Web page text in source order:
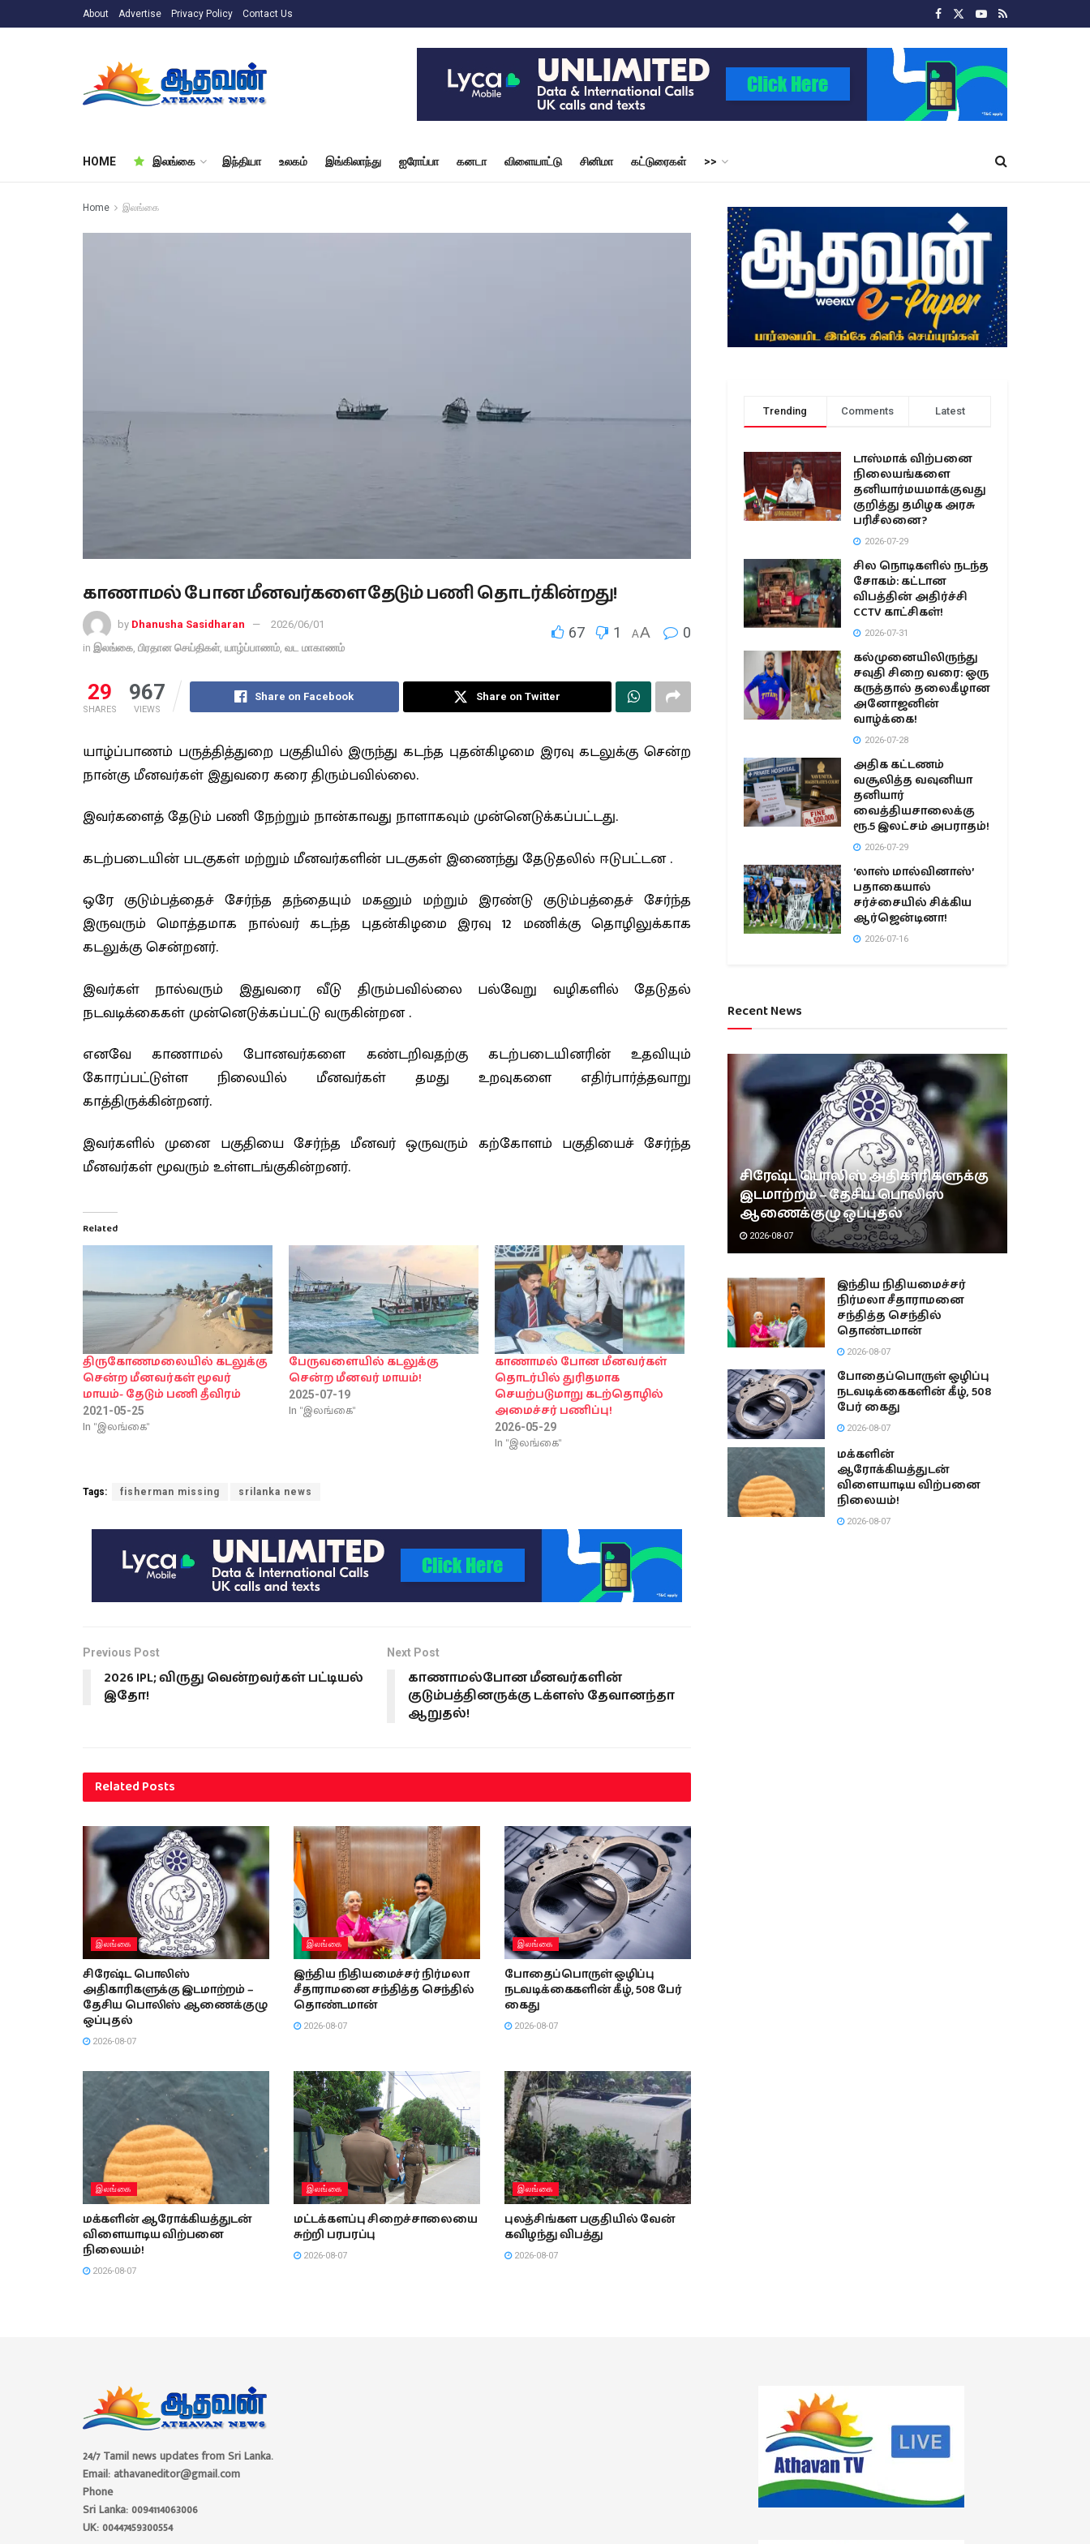
About Advertise Privacy Policy Contact Us
HOME இலங்கை இந்தியா உலகம் இங்கிலாந்து ஐரோப்பா கனடா விளையாட்டு சினிமா கட்டுரைகள் >>
Home இலங்கை
காணாமல் போன மீனவர்களை தேடும் பணி தொடர்கின்றது!
by Dhanusha Sasidharan
2026/06/01
in இலங்கை பிரதான செய்திகள், யாழ்ப்பாணம் வட மாகாணம்
67 1 AA 0
29
SHARES
967
VIEWS
Share on Facebook Share on Twitter
யாழ்ப்பாணம் பருத்தித்துறை பகுதியில் இருந்து கடந்த புதன்கிழமை இரவு கடலுக்கு சென்ற
நான்கு மீனவர்கள் இதுவரை கரை திரும்பவில்லை.
இவர்களைத் தேடும் பணி நேற்றும் நான்காவது நாளாகவும் முன்னெடுக்கப்பட்டது.
கடற்படையின் படகுகள் மற்றும் மீனவர்களின் படகுகள் இணைந்து தேடுதலில் ஈடுபட்டன .
ஒரே குடும்பத்தைச் சேர்ந்த தந்தையும் மகனும் மற்றும் இரண்டு குடும்பத்தைச் சேர்ந்த
இருவரும் மொத்தமாக நால்வர் கடந்த புதன்கிழமை இரவு 12 மணிக்கு தொழிலுக்காக
கடலுக்கு சென்றனர்.
இவர்கள் நால்வரும் இதுவரை வீடு திரும்பவில்லை பல்வேறு வழிகளில் தேடுதல்
நடவடிக்கைகள் முன்னெடுக்கப்பட்டு வருகின்றன .
எனவே காணாமல் போனவர்களை கண்டறிவதற்கு கடற்படையினரின் உதவியும்
கோரப்பட்டுள்ள நிலையில் மீனவர்கள் தமது உறவுகளை எதிர்பார்த்தவாறு
காத்திருக்கின்றனர்.
இவர்களில் முனை பகுதியை சேர்ந்த மீனவர் ஒருவரும் கற்கோளம் பகுதியைச் சேர்ந்த
மீனவர்கள் மூவரும் உள்ளடங்குகின்றனர்.
Related
திருகோணமலையில் கடலுக்கு
சென்ற மீனவர்கள் மூவர்
மாயம்- தேடும் பணி தீவிரம்
2021-05-25
In "இலங்கை"
பேருவளையில் கடலுக்கு
சென்ற மீனவர் மாயம்!
2025-07-19
In "இலங்கை"
காணாமல் போன மீனவர்கள்
தொடர்பில் துரிதமாக
செயற்படுமாறு கடற்தொழில்
அமைச்சர் பணிப்பு!
2026-05-29
In "இலங்கை"
Tags: fisherman missing srilanka news
Previous Post
2026 IPL; விருது வென்றவர்கள் பட்டியல்
இதோ!
Next Post
காணாமல்போன மீனவர்களின்
குடும்பத்தினருக்கு டக்ளஸ் தேவானந்தா
ஆறுதல்!
RelatedPosts
இலங்கை
சிரேஷ்ட பொலிஸ்
அதிகாரிகளுக்கு இடமாற்றம் –
தேசிய பொலிஸ் ஆணைக்குழு
ஒப்புதல்
2026-08-07
இலங்கை
இந்திய நிதியமைச்சர் நிர்மலா
சீதாராமனை சந்தித்த செந்தில்
தொண்டமான்
2026-08-07
இலங்கை
போதைப்பொருள் ஒழிப்பு
நடவடிக்கைகளின் கீழ், 508 பேர்
கைது
2026-08-07
இலங்கை
மக்களின் ஆரோக்கியத்துடன்
விளையாடிய விற்பனை
நிலையம்!
2026-08-07
இலங்கை
மட்டக்களப்பு சிறைச்சாலையை
சுற்றி பரபரப்பு
2026-08-07
இலங்கை
புலத்சிங்கள பகுதியில் வேன்
கவிழந்து விபத்து
2026-08-07
Trending Comments Latest
டாஸ்மாக் விற்பனை
நிலையங்களை
தனியார்மயமாக்குவது
குறித்து தமிழக அரசு
பரிசீலனை?
2026-07-29
சில நொடிகளில் நடந்த
சோகம்: கட்டான
விபத்தின் அதிர்ச்சி
CCTV காட்சிகள்!
2026-07-31
கல்முனையிலிருந்து
சவுதி சிறை வரை: ஒரு
கருத்தால் தலைகீழான
அனோஜனின்
வாழ்க்கை!
2026-07-28
அதிக கட்டணம்
வசூலித்த வவுனியா
தனியார்
வைத்தியசாலைக்கு
ரூ.5 இலட்சம் அபராதம்!
2026-07-29
‘லாஸ் மால்வினாஸ்’
பதாகையால்
சர்ச்சையில் சிக்கிய
ஆர்ஜென்டினா!
2026-07-16
Recent News
சிரேஷ்ட பொலிஸ் அதிகாரிகளுக்கு
இடமாற்றம் – தேசிய பொலிஸ்
ஆணைக்குழு ஒப்புதல்
2026-08-07
இந்திய நிதியமைச்சர்
நிர்மலா சீதாராமனை
சந்தித்த செந்தில்
தொண்டமான்
2026-08-07
போதைப்பொருள் ஒழிப்பு
நடவடிக்கைகளின் கீழ், 508
பேர் கைது
2026-08-07
மக்களின்
ஆரோக்கியத்துடன்
விளையாடிய விற்பனை
நிலையம்!
2026-08-07
24/7 Tamil news updates from Sri Lanka.
Email: athavaneditor@gmail.com
Phone
Sri Lanka: 0094114063006
UK: 00447459300554